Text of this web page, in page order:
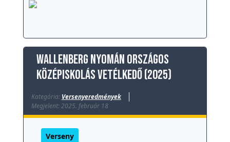
Wallenberg nyomán országos
középiskolás vetélkedő (2025)
Kategória: Versenyeredmények
Megjelent: 2025. február 18
Verseny